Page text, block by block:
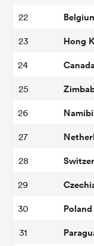
22
23 Hong
24
25
26
27
28
29
30 Poland
31